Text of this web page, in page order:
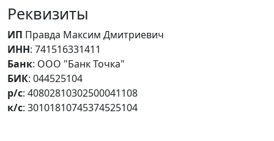
Реквизиты
ИП Правда Максим Дмитриевич
ИНН: 741516331411
Банк: ООО "Банк Точка"
БИК: 044525104
р/с: 40802810302500041108
к/с: 30101810745374525104